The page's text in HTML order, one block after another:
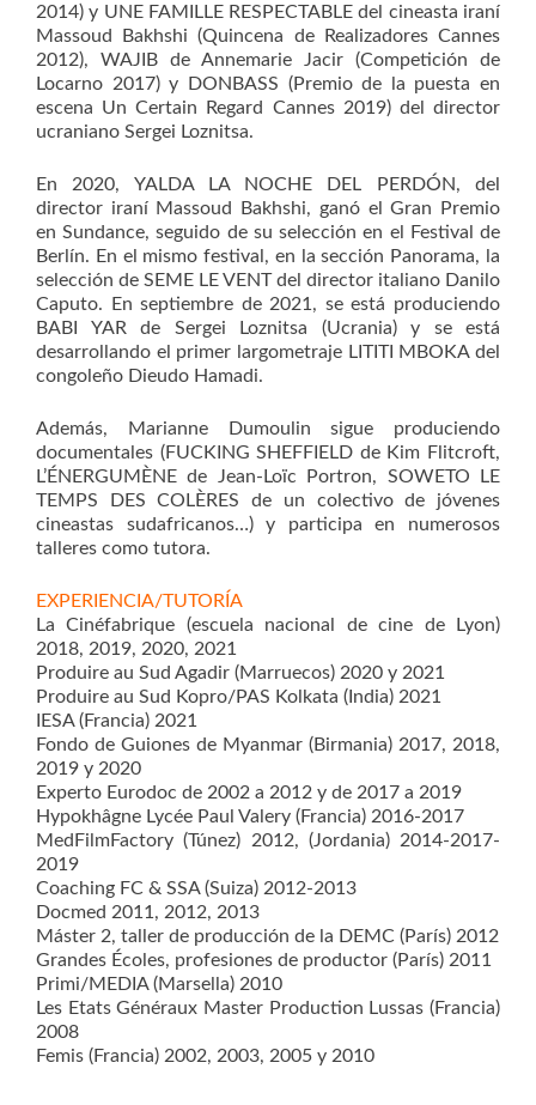
2014) y UNE FAMILLE RESPECTABLE del cineasta iraní
Massoud Bakhshi (Quincena de Realizadores Cannes
2012), WAJIB de Annemarie Jacir (Competición de
Locarno 2017) y DONBASS (Premio de la puesta en
escena Un Certain Regard Cannes 2019) del director
ucraniano Sergei Loznitsa.
En 2020, YALDA LA NOCHE DEL PERDÓN, del
director iraní Massoud Bakhshi, ganó el Gran Premio
en Sundance, seguido de su selección en el Festival de
Berlín. En el mismo festival, en la sección Panorama, la
selección de SEME LE VENT del director italiano Danilo
Caputo. En septiembre de 2021, se está produciendo
BABI YAR de Sergei Loznitsa (Ucrania) y se está
desarrollando el primer largometraje LITITI MBOKA del
congoleño Dieudo Hamadi.
Además, Marianne Dumoulin sigue produciendo
documentales (FUCKING SHEFFIELD de Kim Flitcroft,
L’ÉNERGUMÈNE de Jean-Loïc Portron, SOWETO LE
TEMPS DES COLÈRES de un colectivo de jóvenes
cineastas sudafricanos…) y participa en numerosos
talleres como tutora.
EXPERIENCIA/TUTORÍA
La Cinéfabrique (escuela nacional de cine de Lyon)
2018, 2019, 2020, 2021
Produire au Sud Agadir (Marruecos) 2020 y 2021
Produire au Sud Kopro/PAS Kolkata (India) 2021
IESA (Francia) 2021
Fondo de Guiones de Myanmar (Birmania) 2017, 2018,
2019 y 2020
Experto Eurodoc de 2002 a 2012 y de 2017 a 2019
Hypokhâgne Lycée Paul Valery (Francia) 2016-2017
MedFilmFactory (Túnez) 2012, (Jordania) 2014-2017-
2019
Coaching FC & SSA (Suiza) 2012-2013
Docmed 2011, 2012, 2013
Máster 2, taller de producción de la DEMC (París) 2012
Grandes Écoles, profesiones de productor (París) 2011
Primi/MEDIA (Marsella) 2010
Les Etats Généraux Master Production Lussas (Francia)
2008
Femis (Francia) 2002, 2003, 2005 y 2010